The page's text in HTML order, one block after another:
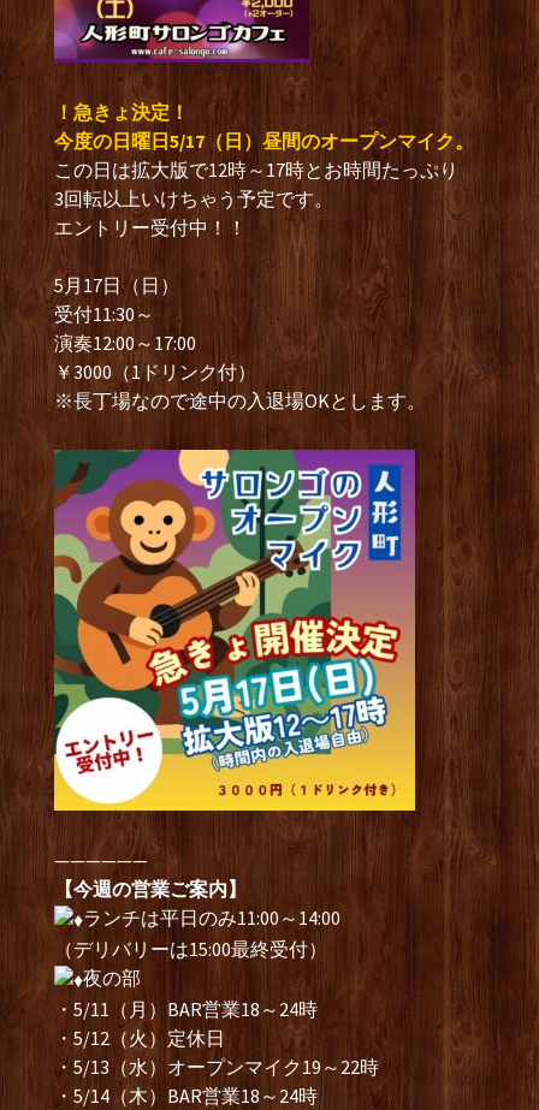
！急きょ決定！
今度の日曜日5/17（日）昼間のオープンマイク。
この日は拡大版で12時～17時とお時間たっぷり
3回転以上いけちゃう予定です。
エントリー受付中！！
5月17日（日）
受付11:30～
演奏12:00～17:00
￥3000（1ドリンク付）
※長丁場なので途中の入退場OKとします。
——————
【今週の営業ご案内】
ランチは平日のみ11:00～14:00
（デリバリーは15:00最終受付）
夜の部
・5/11（月）BAR営業18～24時
・5/12（火）定休日
・5/13（水）オープンマイク19～22時
・5/14（木）BAR営業18～24時